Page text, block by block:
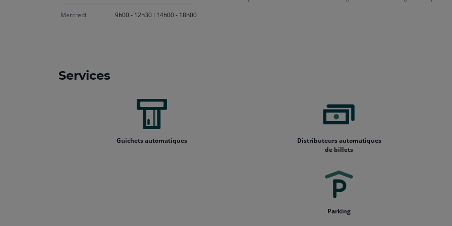
Mercredi 9h00 - 12h30 14h00 - 18h00
Services
Guichets automatiques
Distributeurs automatiques
de billets
Parking